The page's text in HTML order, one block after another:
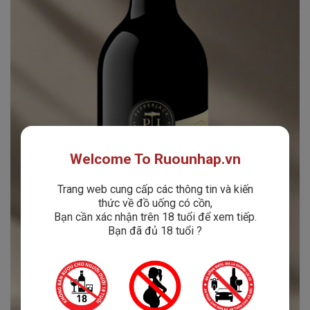
Welcome To Ruounhap.vn
Trang web cung cấp các thông tin và kiến
thức về đồ uống có cồn,
Bạn cần xác nhận trên 18 tuổi để xem tiếp.
Bạn đã đủ 18 tuổi ?